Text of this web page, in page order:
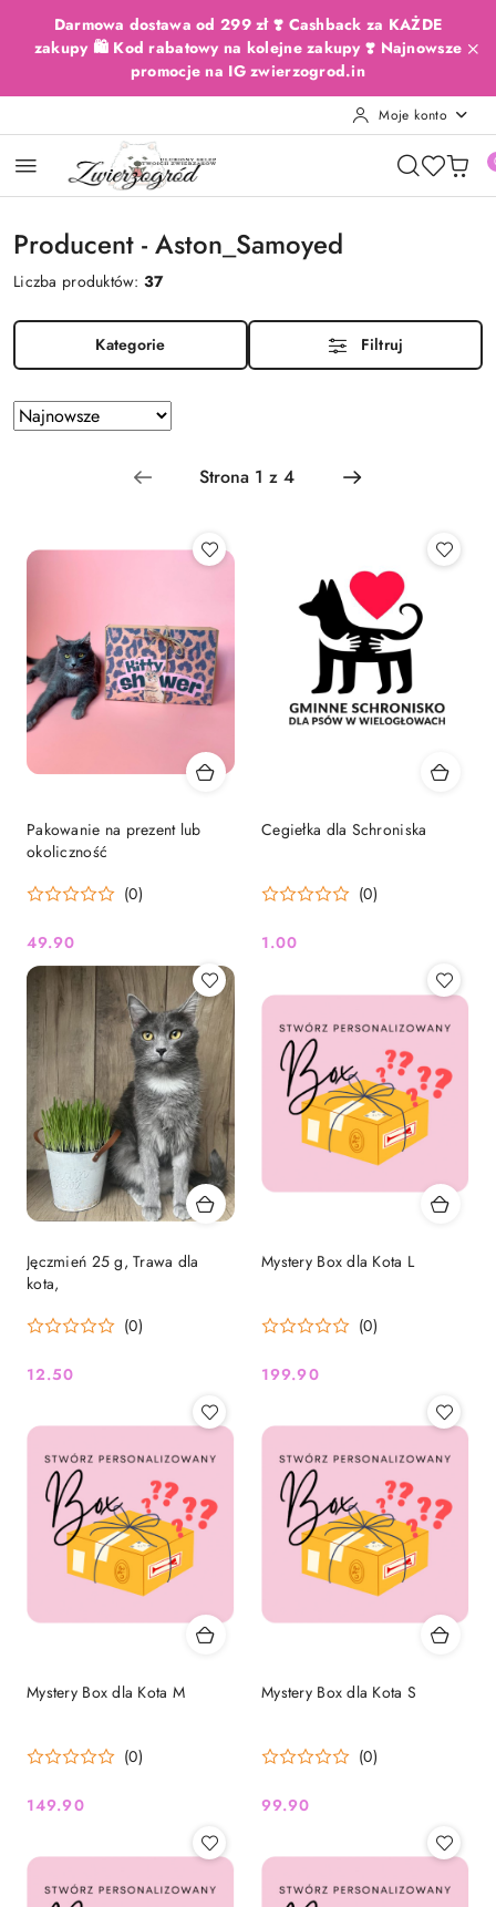
Przejdź do treści głównej
Przejdź do wyszukiwarki
Przejdź do moje konto
Przejdź do menu głównego
Przejdź do stopki
Darmowa dostawa od 299 zł ❣️ Cashback za KAŻDE
zakupy 🛍️ Kod rabatowy na kolejne zakupy ❣️ Najnowsze
promocje na IG zwierzogrod.in
Moje konto
Producent - Aston_Samoyed
Liczba produktów:37
Kategorie Filtruj
Zastosowano
sortowanie:
Sortuj
według
Pakowanie na prezent lub
okoliczność
(0)
Cena:
49.90
Cegiełka dla Schroniska
(0)
Cena:
1.00
Jęczmień 25 g, Trawa dla
kota,
(0)
Cena:
12.50
Mystery Box dla Kota L
(0)
Cena:
199.90
Mystery Box dla Kota M
(0)
Cena:
149.90
Mystery Box dla Kota S
(0)
Cena:
99.90